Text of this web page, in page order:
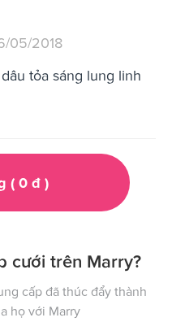
05/2018
tỏa sáng lung linh
( 0đ )
cưới trên Marry?
cấp đã thúc đẩy thành
họ với Marry